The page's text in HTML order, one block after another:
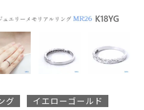
グ イエローゴールド